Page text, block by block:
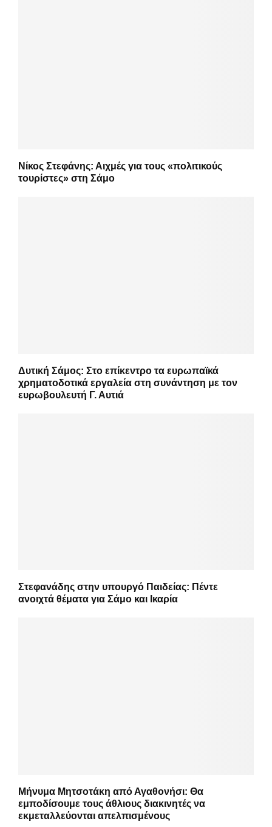
Νίκος Στεφάνης: Αιχμές για τους «πολιτικούς
τουρίστες» στη Σάμο
Δυτική Σάμος: Στο επίκεντρο τα ευρωπαϊκά
χρηματοδοτικά εργαλεία στη συνάντηση με τον
ευρωβουλευτή Γ. Αυτιά
Στεφανάδης στην υπουργό Παιδείας: Πέντε
ανοιχτά θέματα για Σάμο και Ικαρία
Μήνυμα Μητσοτάκη από Αγαθονήσι: Θα
εμποδίσουμε τους άθλιους διακινητές να
εκμεταλλεύονται απελπισμένους